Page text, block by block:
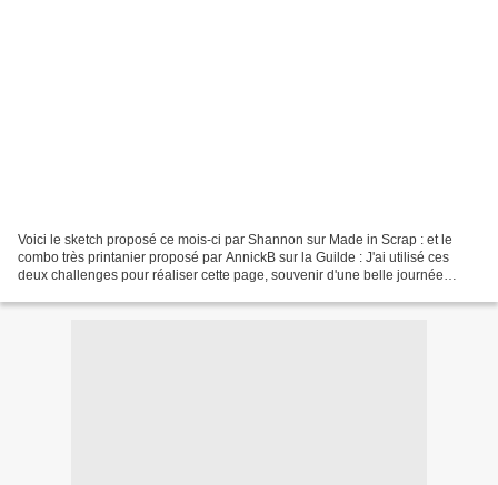
Voici le sketch proposé ce mois-ci par Shannon sur Made in Scrap : et le
combo très printanier proposé par AnnickB sur la Guilde : J'ai utilisé ces
deux challenges pour réaliser cette page, souvenir d'une belle journée